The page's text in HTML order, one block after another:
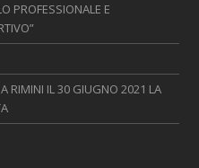
PROFESSIONALE E
RIMINI IL 30 GIUGNO 2021 LA